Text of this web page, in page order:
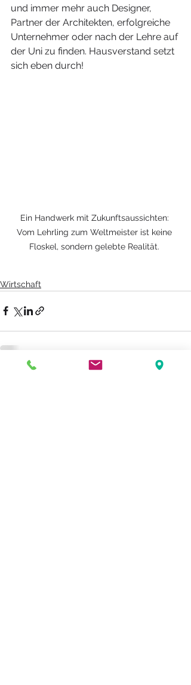
und immer mehr auch Designer,
Partner der Architekten, erfolgreiche
Unternehmer oder nach der Lehre auf
der Uni zu finden. Hausverstand setzt
sich eben durch!
Ein Handwerk mit Zukunftsaussichten:
Vom Lehrling zum Weltmeister ist keine
Floskel, sondern gelebte Realität.
Wirtschaft